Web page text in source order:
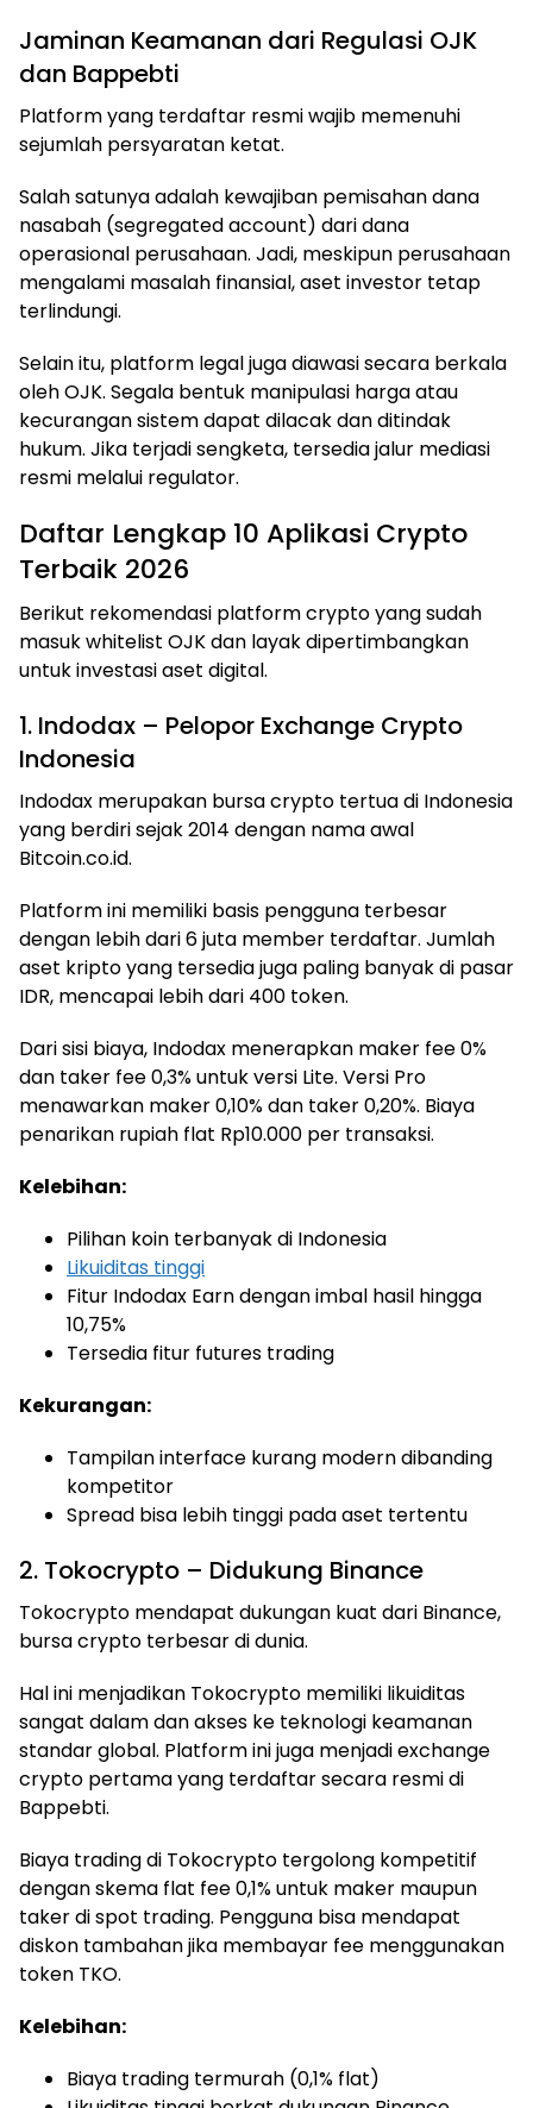
Jaminan Keamanan dari Regulasi OJK
dan Bappebti
Platform yang terdaftar resmi wajib memenuhi
sejumlah persyaratan ketat.
Salah satunya adalah kewajiban pemisahan dana
nasabah (segregated account) dari dana
operasional perusahaan. Jadi, meskipun perusahaan
mengalami masalah finansial, aset investor tetap
terlindungi.
Selain itu, platform legal juga diawasi secara berkala
oleh OJK. Segala bentuk manipulasi harga atau
kecurangan sistem dapat dilacak dan ditindak
hukum. Jika terjadi sengketa, tersedia jalur mediasi
resmi melalui regulator.
Daftar Lengkap 10 Aplikasi Crypto
Terbaik 2026
Berikut rekomendasi platform crypto yang sudah
masuk whitelist OJK dan layak dipertimbangkan
untuk investasi aset digital.
1. Indodax – Pelopor Exchange Crypto
Indonesia
Indodax merupakan bursa crypto tertua di Indonesia
yang berdiri sejak 2014 dengan nama awal
Bitcoin.co.id.
Platform ini memiliki basis pengguna terbesar
dengan lebih dari 6 juta member terdaftar. Jumlah
aset kripto yang tersedia juga paling banyak di pasar
IDR, mencapai lebih dari 400 token.
Dari sisi biaya, Indodax menerapkan maker fee 0%
dan taker fee 0,3% untuk versi Lite. Versi Pro
menawarkan maker 0,10% dan taker 0,20%. Biaya
penarikan rupiah flat Rp10.000 per transaksi.
Kelebihan:
Pilihan koin terbanyak di Indonesia
Likuiditas tinggi
Fitur Indodax Earn dengan imbal hasil hingga
10,75%
Tersedia fitur futures trading
Kekurangan:
Tampilan interface kurang modern dibanding
kompetitor
Spread bisa lebih tinggi pada aset tertentu
2. Tokocrypto – Didukung Binance
Tokocrypto mendapat dukungan kuat dari Binance,
bursa crypto terbesar di dunia.
Hal ini menjadikan Tokocrypto memiliki likuiditas
sangat dalam dan akses ke teknologi keamanan
standar global. Platform ini juga menjadi exchange
crypto pertama yang terdaftar secara resmi di
Bappebti.
Biaya trading di Tokocrypto tergolong kompetitif
dengan skema flat fee 0,1% untuk maker maupun
taker di spot trading. Pengguna bisa mendapat
diskon tambahan jika membayar fee menggunakan
token TKO.
Kelebihan:
Biaya trading termurah (0,1% flat)